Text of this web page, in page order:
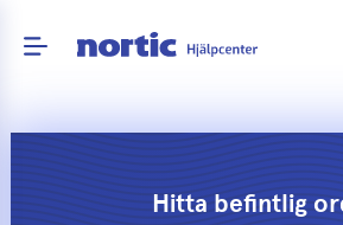
Hitta befintlig